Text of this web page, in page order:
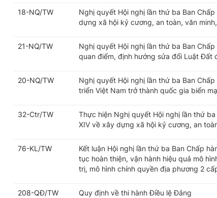
18-NQ/TW
Nghị quyết Hội nghị lần thứ ba Ban
dựng xã hội kỷ cương, an toàn, văn
21-NQ/TW
Nghị quyết Hội nghị lần thứ ba Ban
quan điểm, định hướng sửa đổi Luật Đất
20-NQ/TW
Nghị quyết Hội nghị lần thứ ba Ban
triển Việt Nam trở thành quốc gia biển
32-Ctr/TW
Thực hiện Nghị quyết Hội nghị lần thứ
XIV về xây dựng xã hội kỷ cương, an
76-KL/TW
Kết luận Hội nghị lần thứ ba Ban Chấp
tục hoàn thiện, vận hành hiệu quả mô
trị, mô hình chính quyền địa phương 2
208-QĐ/TW Quy định về thi hành Điều lệ Đảng